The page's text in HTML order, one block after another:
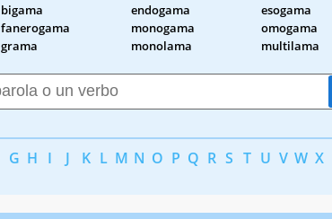
bigama endogama
esogama
fanerogama monogama
omogama
grama monolama multilama
G H I J K L M N O P Q R S T U V W X